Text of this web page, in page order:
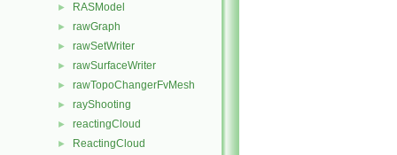
► RASModel
► rawGraph
► rawSetWriter
► rawSurfaceWriter
► rawTopoChangerFvMesh
► rayShooting
► reactingCloud
► ReactingCloud